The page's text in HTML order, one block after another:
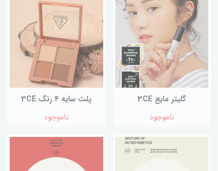
گلیتر مایع 3CE
ناموجود
پلت سایه ۴ رنگ 3CE
ناموجود